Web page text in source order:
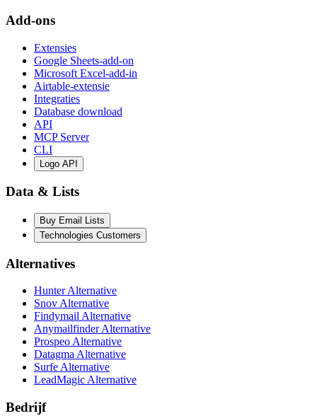
Add-ons
Extensies
Google Sheets-add-on
Microsoft Excel-add-in
Airtable-extensie
Integraties
Database download
API
MCP Server
CLI
Logo API
Data & Lists
Buy Email Lists
Technologies Customers
Alternatives
Hunter Alternative
Snov Alternative
Findymail Alternative
Anymailfinder Alternative
Prospeo Alternative
Datagma Alternative
Surfe Alternative
LeadMagic Alternative
Bedrijf